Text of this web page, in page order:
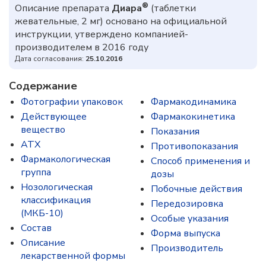
Описание препарата Диара® (таблетки
жевательные, 2 мг) основано на официальной
инструкции, утверждено компанией-
производителем в 2016 году
Дата согласования: 25.10.2016
Содержание
Фотографии упаковок
Действующее
вещество
ATX
Фармакологическая
группа
Нозологическая
классификация
(МКБ-10)
Состав
Описание
лекарственной формы
Фармакодинамика
Фармакокинетика
Показания
Противопоказания
Способ применения и
дозы
Побочные действия
Передозировка
Особые указания
Форма выпуска
Производитель